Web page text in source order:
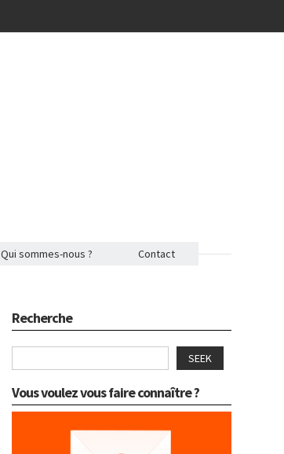
Qui sommes-nous ? Contact
Recherche
SEEK
Vous voulez vous faire connaître ?